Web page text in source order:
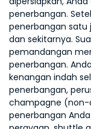
penerbangan.
penerbangan satu
dan sekitarnya.
pemandangan
penerbangan.
kenangan indah
penerbangan,
champagne (non-
penerbangan